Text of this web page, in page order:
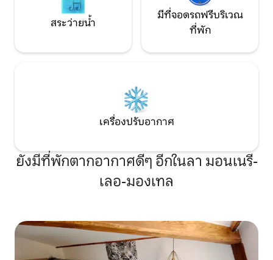
สระว่ายน้ำ
มีที่จอดรถฟรีบริเวณ
ที่พัก
เครื่องปรับอากาศ
ยังมีที่พักตากอากาศดีๆ อีกในลา มอนเนรี-
เลอ-มองเทล